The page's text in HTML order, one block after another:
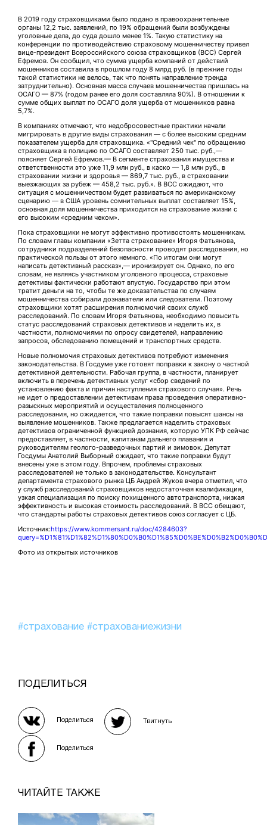
В 2019 году страховщиками было подано в правоохранительные
органы 12,2 тыс. заявлений, по 19% обращений были возбуждены
уголовные дела, до суда дошло менее 1%. Такую статистику на
конференции по противодействию страховому мошенничеству привел
вице-президент Всероссийского союза страховщиков (ВСС) Сергей
Ефремов. Он сообщил, что сумма ущерба компаний от действий
мошенников составила в прошлом году 8 млрд руб. (в прежние годы
такой статистики не велось, так что понять направление тренда
затруднительно). Основная масса случаев мошенничества пришлась на
ОСАГО — 87% (годом ранее его доля составляла 90%). В отношении к
сумме общих выплат по ОСАГО доля ущерба от мошенников равна
5,7%.
В компаниях отмечают, что недобросовестные практики начали
мигрировать в другие виды страхования — с более высоким средним
показателем ущерба для страховщика. «"Средний чек" по обращению
страховщика в полицию по ОСАГО составляет 250 тыс. руб.,—
поясняет Сергей Ефремов.— В сегменте страхования имущества и
ответственности это уже 11,9 млн руб., в каско — 1,8 млн руб., в
страховании жизни и здоровья — 869,7 тыс. руб., в страховании
выезжающих за рубеж — 458,2 тыс. руб.». В ВСС ожидают, что
ситуация с мошенничеством будет развиваться по американскому
сценарию — в США уровень сомнительных выплат составляет 15%,
основная доля мошенничества приходится на страхование жизни с
его высоким «средним чеком».
Пока страховщики не могут эффективно противостоять мошенникам.
По словам главы компании «Зетта страхование» Игоря Фатьянова,
сотрудники подразделений безопасности проводят расследования, но
практической пользы от этого немного. «По итогам они могут
написать детективный рассказ»,— иронизирует он. Однако, по его
словам, не являясь участником уголовного процесса, страховые
детективы фактически работают впустую. Государство при этом
тратит деньги на то, чтобы те же доказательства по случаям
мошенничества собирали дознаватели или следователи. Поэтому
страховщики хотят расширения полномочий своих служб
расследований. По словам Игоря Фатьянова, необходимо повысить
статус расследований страховых детективов и наделить их, в
частности, полномочиями по опросу свидетелей, направлению
запросов, обследованию помещений и транспортных средств.
Новые полномочия страховых детективов потребуют изменения
законодательства. В Госдуме уже готовят поправки к закону о частной
детективной деятельности. Рабочая группа, в частности, планирует
включить в перечень детективных услуг «сбор сведений по
установлению факта и причин наступления страхового случая». Речь
не идет о предоставлении детективам права проведения оперативно-
разыскных мероприятий и осуществления полноценного
расследования, но ожидается, что такие поправки повысят шансы на
выявление мошенников. Также предлагается наделить страховых
детективов ограниченной функцией дознания, которую УПК РФ сейчас
предоставляет, в частности, капитанам дальнего плавания и
руководителям геолого-разведочных партий и зимовок. Депутат
Госдумы Анатолий Выборный ожидает, что такие поправки будут
внесены уже в этом году. Впрочем, проблемы страховых
расследователей не только в законодательстве. Консультант
департамента страхового рынка ЦБ Андрей Жуков вчера отметил, что
у служб расследований страховщиков недостаточная квалификация,
узкая специализация по поиску похищенного автотранспорта, низкая
эффективность и высокая стоимость расследований. В ВСС обещают,
что стандарты работы страховых детективов союз согласует с ЦБ.
Источник:https://www.kommersant.ru/doc/4284603?
Фото из открытых источников
#страхование #страхованиежизни
ПОДЕЛИТЬСЯ
Поделиться Твитнуть
Поделиться
ЧИТАЙТЕ ТАКЖЕ